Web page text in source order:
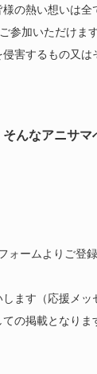
の熱い想いは全
参加いただけます
害するもの又
んなアニサマ
ォームよりご登
ます（応援メッ
の掲載となりま